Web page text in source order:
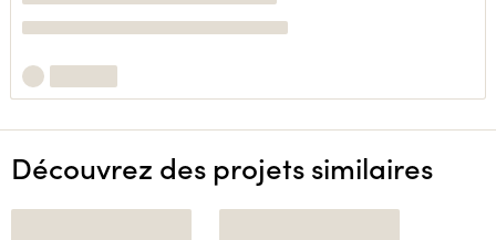
Découvrez des projets similaires